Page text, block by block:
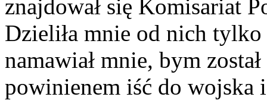
znajdował się Komisariat
Dzieliła mnie od nich
namawiał mnie, bym
powinienem iść do wojska